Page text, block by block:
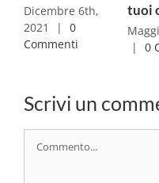
6th,
0
tuoi obiettivi
Maggio 18th,
0 Commenti
Scrivi un
Commento